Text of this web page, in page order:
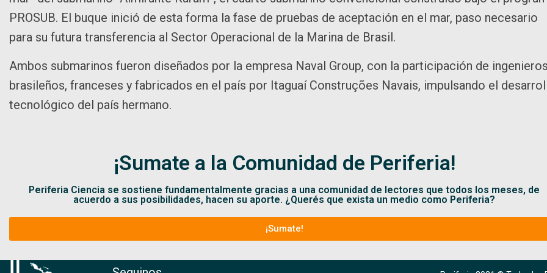
PROSUB. El buque inició de esta forma la fase de pruebas de aceptación en el mar, paso necesario
para su futura transferencia al Sector Operacional de la Marina de Brasil.
Ambos submarinos fueron diseñados por la empresa Naval Group, con la participación de
brasileños, franceses y fabricados en el país por Itaguaí Construções Navais, impulsando el
tecnológico del país hermano.
¡Sumate a la Comunidad de Periferia!
Periferia Ciencia se sostiene fundamentalmente gracias a una comunidad de lectores que todos los meses, de
acuerdo a sus posibilidades, hacen su aporte. ¿Querés que exista un medio como Periferia?
¡Sumate!